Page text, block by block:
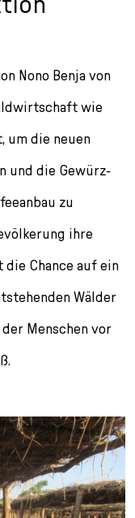
Nono Benja von
wie
um die neuen
und die Gewürz-
zu
ihre
Chance auf ein
Wälder
Menschen vor